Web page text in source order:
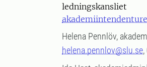
ledningskansliet
Helena Pennlöv,
helena.pennlov@slu.se